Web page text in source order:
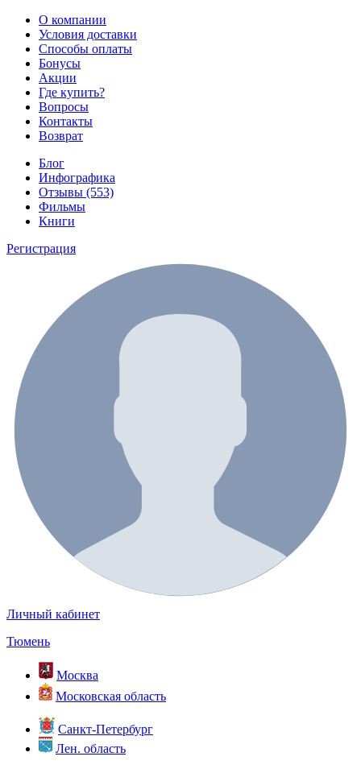
О компании
Условия доставки
Способы оплаты
Бонусы
Акции
Где купить?
Вопросы
Контакты
Возврат
Блог
Инфографика
Отзывы (553)
Фильмы
Книги
Регистрация
Личный кабинет
Тюмень
Москва
Московская область
Санкт-Петербург
Лен. область